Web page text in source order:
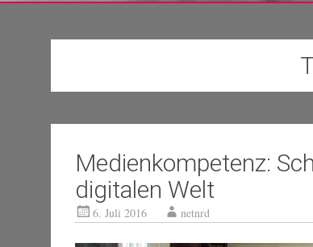
Medienkompetenz:
digitalen Welt
6. Juli 2016 netnrd